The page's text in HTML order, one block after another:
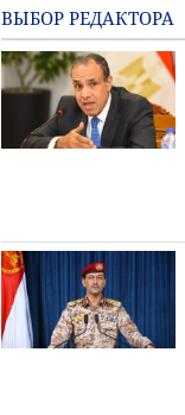
ВЫБОР РЕДАКТОРА